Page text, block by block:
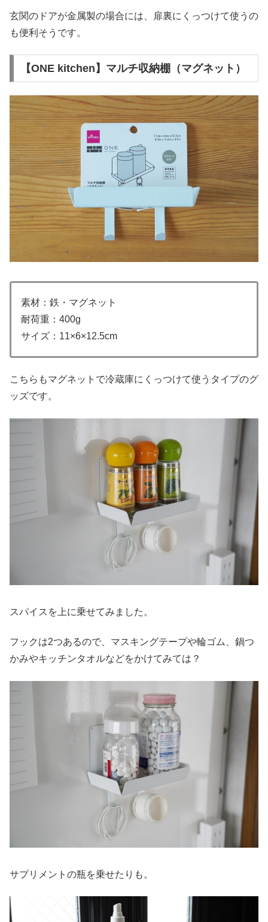
玄関のドアが金属製の場合には、扉裏にくっつけて使うの
も便利そうです。
【ONE kitchen】マルチ収納棚（マグネット）
素材：鉄・マグネット
耐荷重：400g
サイズ：11×6×12.5cm
こちらもマグネットで冷蔵庫にくっつけて使うタイプのグ
ッズです。
スパイスを上に乗せてみました。
フックは2つあるので、マスキングテープや輪ゴム、鍋つ
かみやキッチンタオルなどをかけてみては？
サプリメントの瓶を乗せたりも。